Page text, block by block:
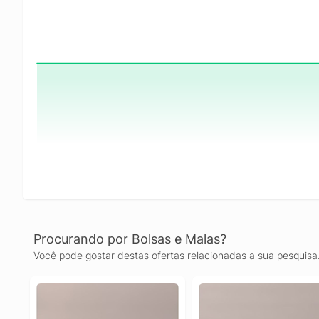
Procurando por Bolsas e Malas?
Você pode gostar destas ofertas relacionadas a sua